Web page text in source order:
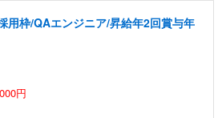
用枠/QAエンジニア/昇給年2回賞与年
円